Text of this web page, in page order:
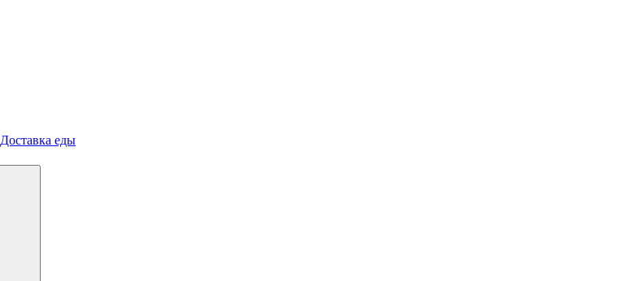
Доставка еды